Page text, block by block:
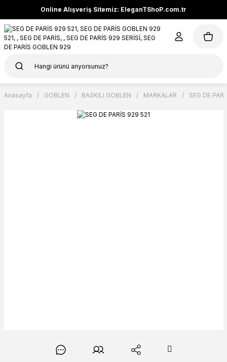
Online Alışveriş Sitemiz: EleganTShoP.com.tr
Anasayfa GOBLEN BASKILI GOBLEN MARKALAR SEG DE